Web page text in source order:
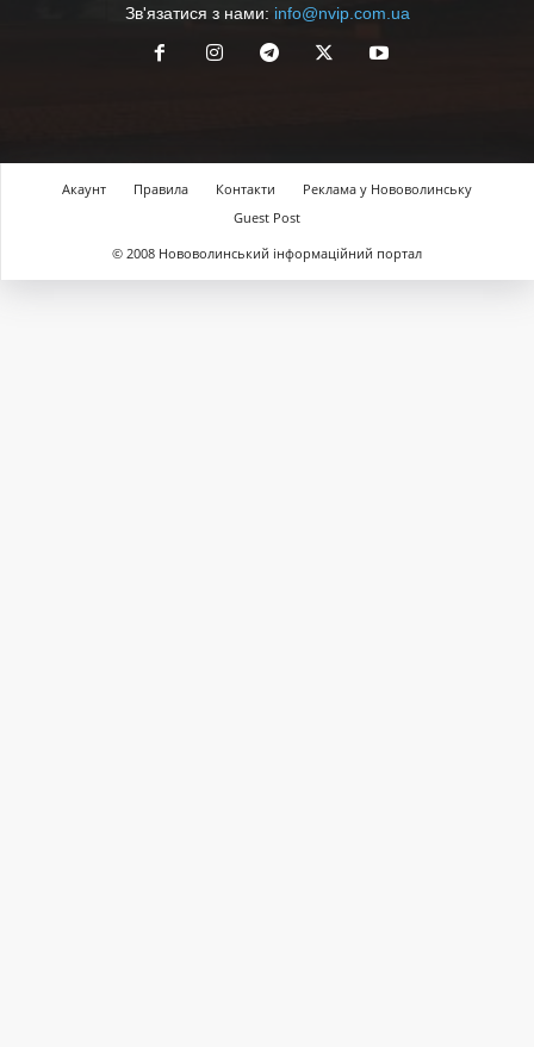
Зв'язатися з нами: info@nvip.com.ua
Акаунт Правила Контакти
Реклама у Нововолинську
Guest Post
© 2008 Нововолинський інформаційний портал